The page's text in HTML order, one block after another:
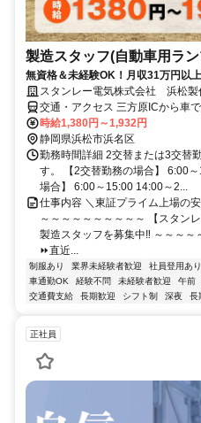
製造スタッフ(自動車用ラ
無資格＆未経験OK！月収31万円以
スタンレー電気株式会社 浜松製
交通・アクセス 三方原ICから車
時給1,380円～1,932円
静岡県浜松市浜名区
勤務時間詳細 2交替または3交替
す。 【2交替勤務の場合】 6:00
場合】 6:00～15:00 14:00～2...
仕事内容 ＼東証プライム上場の
～～～～～～～～～～ 【スタン
製造スタッフを募集中‼ ～～～～
⏩直近...
制服あり 業界未経験者歓迎 社員登用あり
車通勤OK
経験不問 未経験者歓迎 午前
交通費支給
長期歓迎 シフト制 深夜 長
正社員